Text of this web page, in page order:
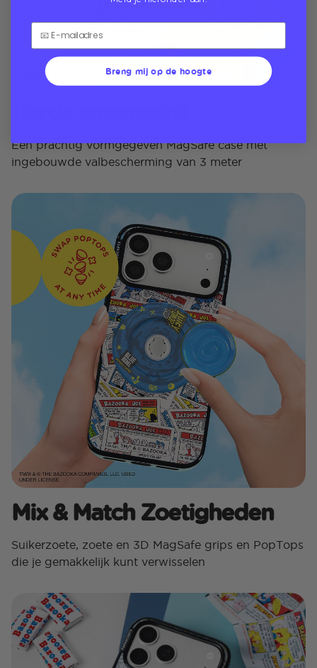
Een prachtig vormgegeven MagSafe case met
ingebouwde valbescherming van 3 meter
Mix & Match Zoetigheden
Suikerzoete, zoete en 3D MagSafe grips en PopTops
die je gemakkelijk kunt verwisselen
Breng mij op de hoogte